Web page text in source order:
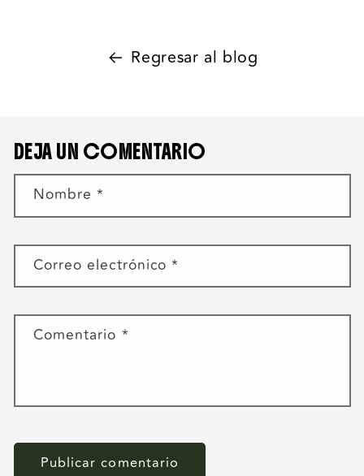
Regresar al blog
DEJA UN COMENTARIO
Nombre*
Correo electrónico*
Comentario *